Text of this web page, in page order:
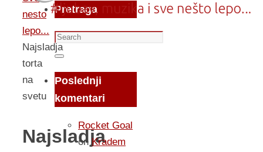
nesto
lepo...
Najsladja
torta
na
svetu
Najsladja
Pretraga
Search
for:
Search
Poslednji
komentari
Rocket Goal
onKradem